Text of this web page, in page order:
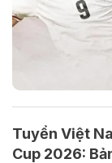
Tuyển Việt
Cup 2026: